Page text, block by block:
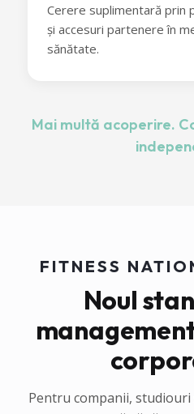
Cerere suplimentară prin
și accesuri partenere în
sănătate.
Mai multă acoperire.
FITNESS
Noul
Pentru companii,